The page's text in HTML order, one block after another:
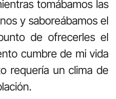
tomábamos las
y saboreábamos el
de ofrecerles el
cumbre de mi vida
requería un clima de